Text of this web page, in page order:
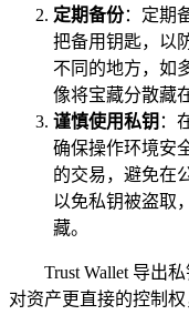
定期备份：定期
把备用钥匙，以
不同的地方，如
像将宝藏分散藏
谨慎使用私钥 ：
确保操作环境安
的交易，避免在
以免私钥被盗取
藏。
Trust Wallet 导出
对资产更直接的控制